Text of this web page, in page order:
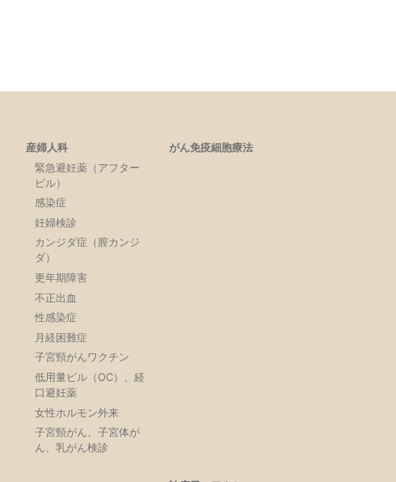
産婦人科
緊急避妊薬（アフター
ピル）
感染症
妊婦検診
カンジダ症（膣カンジ
ダ）
更年期障害
不正出血
性感染症
月経困難症
子宮頸がんワクチン
低用量ピル（OC）、経
口避妊薬
女性ホルモン外来
子宮頸がん、子宮体が
ん、乳がん検診
がん免疫細胞療法